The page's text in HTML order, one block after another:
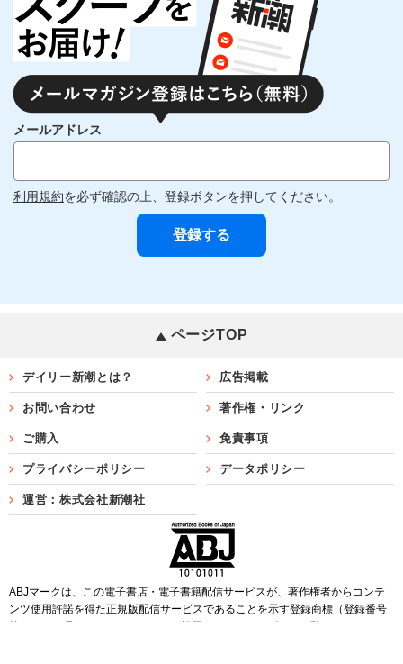
メールアドレス
利用規約を必ず確認の上、登録ボタンを押してください。
ページTOP
デイリー新潮とは？ 広告掲載
お問い合わせ 著作権・リンク
ご購入 免責事項
プライバシーポリシー データポリシー
運営：株式会社新潮社
ABJマークは、この電子書店・電子書籍配信サービスが、著作権者からコンテ
ンツ使用許諾を得た正規版配信サービスであることを示す登録商標（登録番号
第6091713号）です。ABJマークを掲示しているサービスの一覧は